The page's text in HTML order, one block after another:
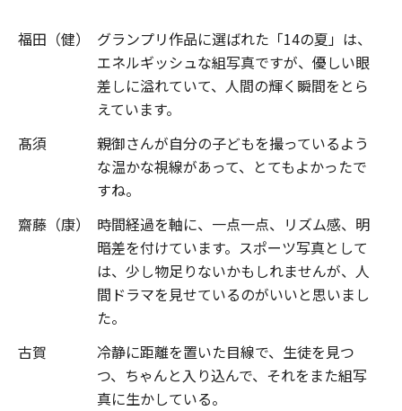
福田（健）
グランプリ作品に選ばれた「14の夏」は、
エネルギッシュな組写真ですが、優しい眼
差しに溢れていて、人間の輝く瞬間をとら
えています。
髙須
親御さんが自分の子どもを撮っているよう
な温かな視線があって、とてもよかったで
すね。
齋藤（康）
時間経過を軸に、一点一点、リズム感、明
暗差を付けています。スポーツ写真として
は、少し物足りないかもしれませんが、人
間ドラマを見せているのがいいと思いまし
た。
古賀
冷静に距離を置いた目線で、生徒を見つ
つ、ちゃんと入り込んで、それをまた組写
真に生かしている。